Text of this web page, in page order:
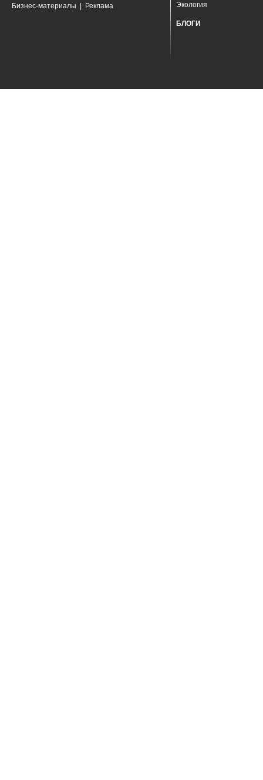
Бизнес-материалы Реклама
Экология
БЛОГИ